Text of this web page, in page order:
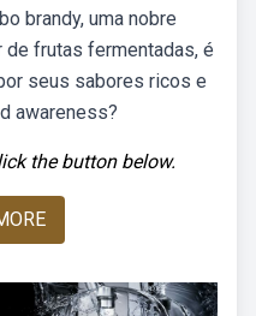
brandy, uma nobre
frutas fermentadas, é
seus sabores ricos e
awareness?
the button below.